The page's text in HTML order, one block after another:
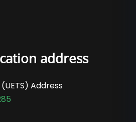
address
Address